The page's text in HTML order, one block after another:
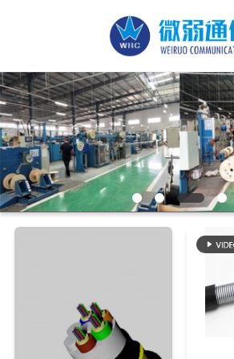
HAUS
PRODUKTE
ÜBER
UNS
QUALITÄTSKONTROLLE
Reserved.